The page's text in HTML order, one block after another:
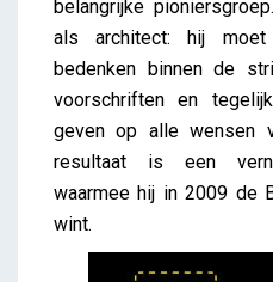
belangrijke
als architect: hij moet
bedenken binnen de
voorschriften en
geven op alle wensen
resultaat is een
waarmee hij in 2009 de
wint.